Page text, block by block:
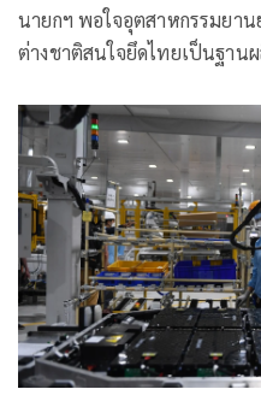
นายกฯ พอใจอุตสาหกรรมยา
ต่างชาติสนใจยึดไทยเป็นฐาน